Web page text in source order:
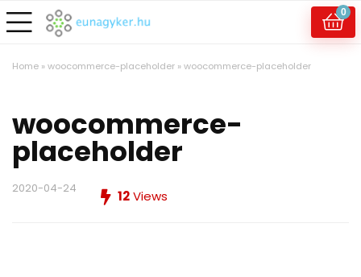
0
Home »woocommerce-placeholder »woocommerce-placeholder
woocommerce-
placeholder
2020-04-24 12Views